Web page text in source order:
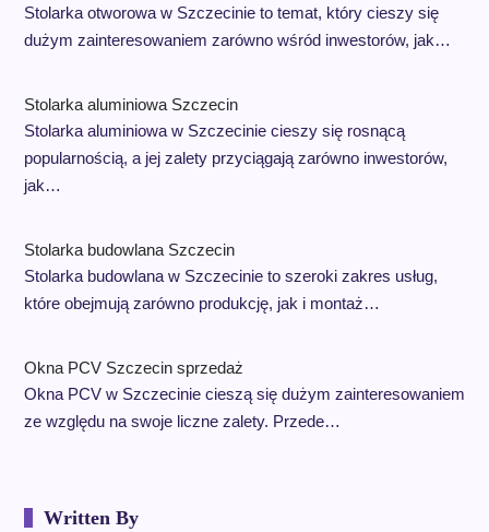
Stolarka otworowa w Szczecinie to temat, który cieszy się
dużym zainteresowaniem zarówno wśród inwestorów, jak…
Stolarka aluminiowa Szczecin
Stolarka aluminiowa w Szczecinie cieszy się rosnącą
popularnością, a jej zalety przyciągają zarówno inwestorów,
jak…
Stolarka budowlana Szczecin
Stolarka budowlana w Szczecinie to szeroki zakres usług,
które obejmują zarówno produkcję, jak i montaż…
Okna PCV Szczecin sprzedaż
Okna PCV w Szczecinie cieszą się dużym zainteresowaniem
ze względu na swoje liczne zalety. Przede…
Written By